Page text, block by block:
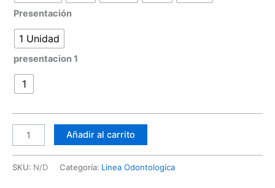
Presentación
1 Unidad
presentacion 1
1
Añadir al carrito
SKU: N/D Categoría: Linea Odontologíca